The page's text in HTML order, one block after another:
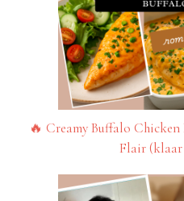
🔥 Creamy Buffalo
Flair (klaar